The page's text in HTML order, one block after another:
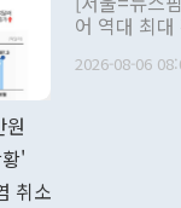
관 부처 장
관의 무리한
다. [정동영 통일부 장관이 지난달 23일 오후 서울 종로구 정부서울청사에
어 역대 최
료=한국은행] 한국은행이 6일 발표한 '2026년 6월 국제수지(잠정)'
2026-08-06
'
취소